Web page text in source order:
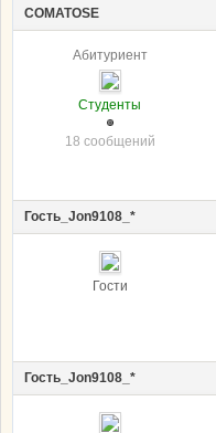
COMATOSE
Абитуриент
Студенты
18 сообщений
Гость_Jon9108_*
Гости
Гость_Jon9108_*